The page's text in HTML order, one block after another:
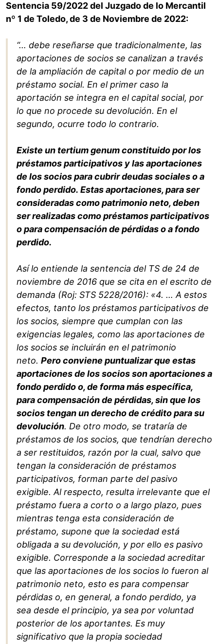
Sentencia 59/2022 del Juzgado de lo Mercantil
nº 1 de Toledo, de 3 de Noviembre de 2022:
“… debe reseñarse que tradicionalmente, las
aportaciones de socios se canalizan a través
de la ampliación de capital o por medio de un
préstamo social. En el primer caso la
aportación se integra en el capital social, por
lo que no procede su devolución. En el
segundo, ocurre todo lo contrario.
Existe un tertium genum constituido por los
préstamos participativos y las aportaciones
de los socios para cubrir deudas sociales o a
fondo perdido. Estas aportaciones, para ser
consideradas como patrimonio neto, deben
ser realizadas como préstamos participativos
o para compensación de pérdidas o a fondo
perdido.
Así lo entiende la sentencia del TS de 24 de
noviembre de 2016 que se cita en el escrito de
demanda (Roj: STS 5228/2016): «4. … A estos
efectos, tanto los préstamos participativos de
los socios, siempre que cumplan con las
exigencias legales, como las aportaciones de
los socios se incluirán en el patrimonio
neto. Pero conviene puntualizar que estas
aportaciones de los socios son aportaciones a
fondo perdido o, de forma más específ‌ica,
para compensación de pérdidas, sin que los
socios tengan un derecho de crédito para su
devolución. De otro modo, se trataría de
préstamos de los socios, que tendrían derecho
a ser restituidos, razón por la cual, salvo que
tengan la consideración de préstamos
participativos, forman parte del pasivo
exigible. Al respecto, resulta irrelevante que el
préstamo fuera a corto o a largo plazo, pues
mientras tenga esta consideración de
préstamo, supone que la sociedad está
obligada a su devolución, y por ello es pasivo
exigible. Corresponde a la sociedad acreditar
que las aportaciones de los socios lo fueron al
patrimonio neto, esto es para compensar
pérdidas o, en general, a fondo perdido, ya
sea desde el principio, ya sea por voluntad
posterior de los aportantes. Es muy
signif‌icativo que la propia sociedad